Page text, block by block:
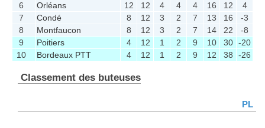
6
Orléans 12 12 4 4 4 16 12
4
7
Condé 8 12 3 2 7 13 16
-3
8
Montfaucon 8 12 3 2 7 14 22
-8
9
Poitiers 4 12 1 2 9 10 30 -20
10
Bordeaux PTT 4 12 1 2 9 12 38 -26
Classement des buteuses
PL